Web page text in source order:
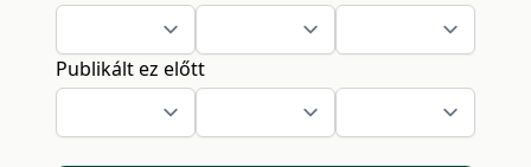
Publikált ez előtt